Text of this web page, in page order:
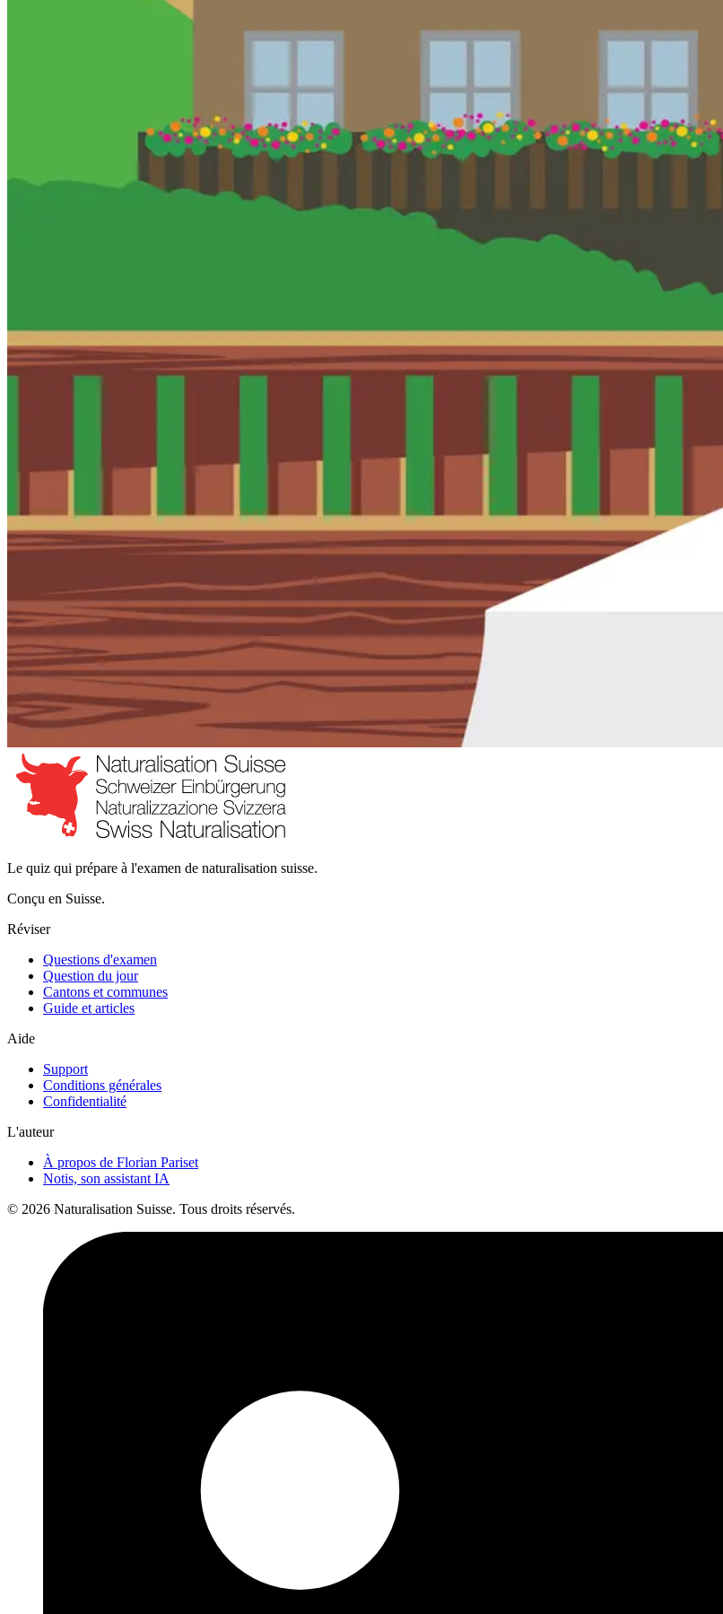
Le quiz qui prépare à l'examen de naturalisation suisse.
Conçu en Suisse.
Réviser
Questions d'examen
Question du jour
Cantons et communes
Guide et articles
Aide
Support
Conditions générales
Confidentialité
L'auteur
À propos de Florian Pariset
Notis, son assistant IA
© 2026 Naturalisation Suisse. Tous droits réservés.